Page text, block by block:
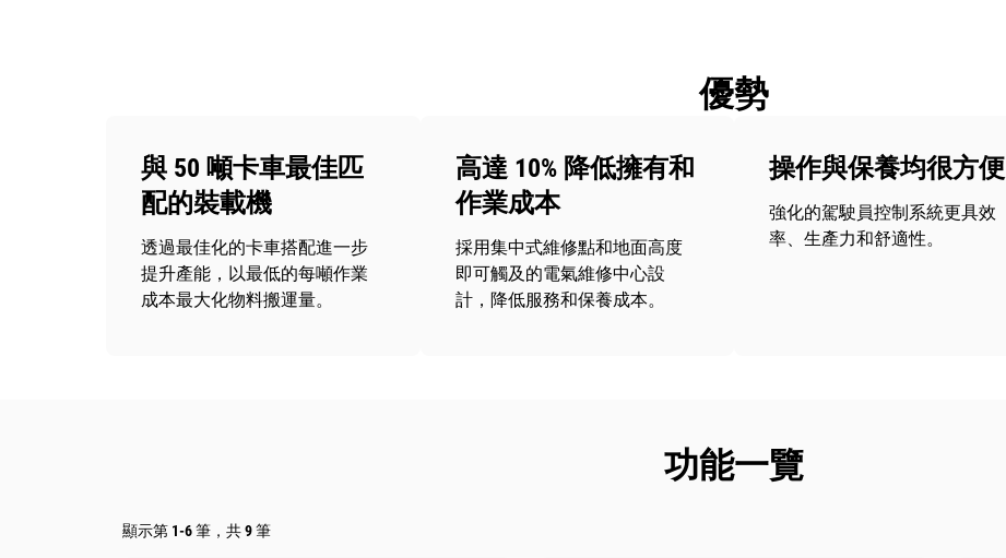
優勢
與 50 噸卡車最佳匹
配的裝載機
透過最佳化的卡車搭配進一步
提升產能，以最低的每噸作業
成本最大化物料搬運量。
高達 10% 降低擁有和
作業成本
採用集中式維修點和地面高度
即可觸及的電氣維修中心設
計，降低服務和保養成本。
操作與保養均很方便
強化的駕駛員控制系統更具效
率、生產力和舒適性。
功能一覽
顯示第 1-6 筆，共 9 筆